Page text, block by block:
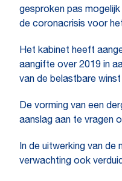
gesproken pas
de coronacrisis voor
Het kabinet heeft
aangifte over 2019 in
van de belastbare
De vorming van een
aanslag aan te vragen
In de uitwerking van
verwachting ook